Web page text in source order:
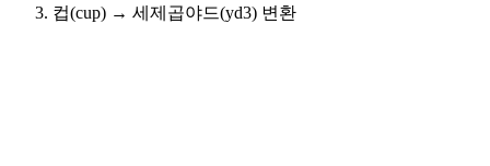
컵(cup) → 세제곱야드(yd3) 변환